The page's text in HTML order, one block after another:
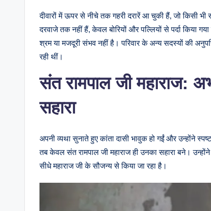
दीवारों में ऊपर से नीचे तक गहरी दरारें आ चुकी हैं, जो किसी
दरवाजे तक नहीं हैं, केवल बोरियों और पल्लियों से पर्दा किया
श्रम या मजदूरी संभव नहीं है। परिवार के अन्य सदस्यों की
रही थीं।
संत रामपाल जी महाराज:
सहारा
अपनी व्यथा सुनाते हुए कांता दासी भावुक हो गईं और उन्होंने
तब केवल संत रामपाल जी महाराज ही उनका सहारा बने।
सीधे महाराज जी के सौजन्य से किया जा रहा है।